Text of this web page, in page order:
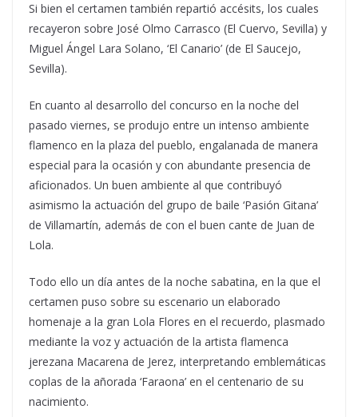
Si bien el certamen también repartió accésits, los cuales
recayeron sobre José Olmo Carrasco (El Cuervo, Sevilla) y
Miguel Ángel Lara Solano, ‘El Canario’ (de El Saucejo,
Sevilla).
En cuanto al desarrollo del concurso en la noche del
pasado viernes, se produjo entre un intenso ambiente
flamenco en la plaza del pueblo, engalanada de manera
especial para la ocasión y con abundante presencia de
aficionados. Un buen ambiente al que contribuyó
asimismo la actuación del grupo de baile ‘Pasión Gitana’
de Villamartín, además de con el buen cante de Juan de
Lola.
Todo ello un día antes de la noche sabatina, en la que el
certamen puso sobre su escenario un elaborado
homenaje a la gran Lola Flores en el recuerdo, plasmado
mediante la voz y actuación de la artista flamenca
jerezana Macarena de Jerez, interpretando emblemáticas
coplas de la añorada ‘Faraona’ en el centenario de su
nacimiento.